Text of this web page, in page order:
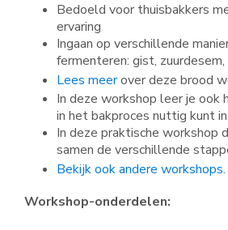
Bedoeld voor thuisbakkers
ervaring
Ingaan op verschillende
fermenteren: gist, zuurdesem,
Lees meerover deze brood
In deze workshop leer je ook
in het bakproces nuttig kunt
In deze praktische workshop
samen de verschillende
Bekijk ook andere workshops.
Workshop-onderdelen: